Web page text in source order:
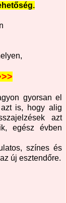
gyorsan el
is, hogy alig
azt
egész évben
színes és
új esztendőre.